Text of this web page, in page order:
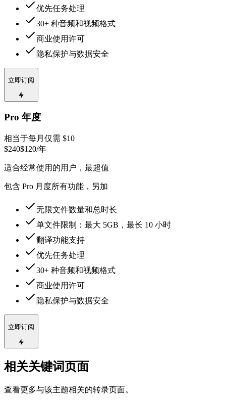
优先任务处理
30+ 种音频和视频格式
商业使用许可
隐私保护与数据安全
立即订阅
Pro 年度
相当于每月仅需 $10
$240$120/年
适合经常使用的用户，最超值
包含 Pro 月度所有功能，另加
无限文件数量和总时长
单文件限制：最大 5GB，最长 10 小时
翻译功能支持
优先任务处理
30+ 种音频和视频格式
商业使用许可
隐私保护与数据安全
立即订阅
相关关键词页面
查看更多与该主题相关的转录页面。